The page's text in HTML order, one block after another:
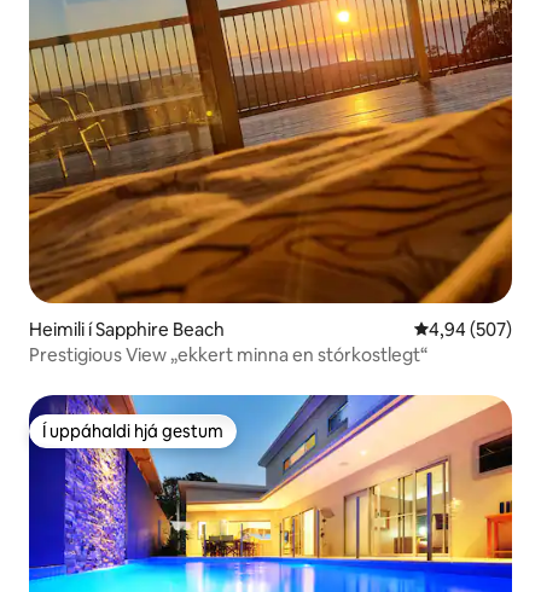
Heimili í Sapphire Beach 4,94 af 5 í
4,94 (507)
Prestigious View „ekkert minna en stórkostlegt“
Í uppáhaldi hjá gestum
Í uppáhaldi hjá gestum